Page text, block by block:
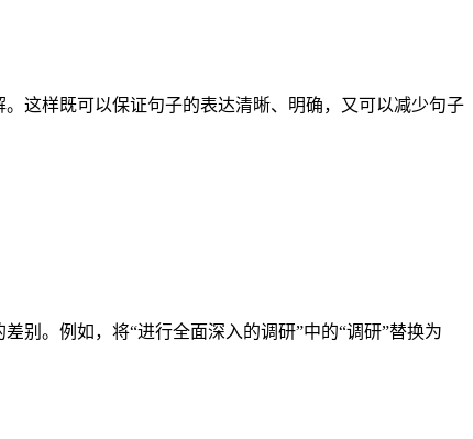
这样既可以保证句子的表达清晰、明确，又可以减少句子
别。例如，将“进行全面深入的调研”中的“调研”替换为